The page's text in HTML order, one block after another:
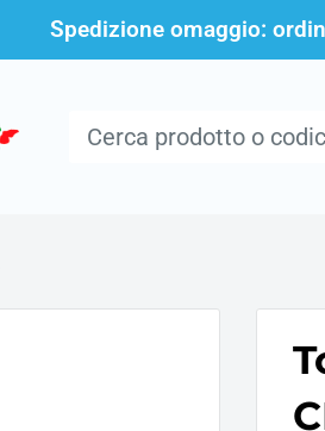
Spedizione omaggio: